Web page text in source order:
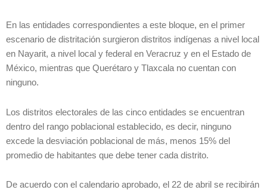
En las entidades correspondientes a este bloque, en el primer
escenario de distritación surgieron distritos indígenas a nivel local
en Nayarit, a nivel local y federal en Veracruz y en el Estado de
México, mientras que Querétaro y Tlaxcala no cuentan con
ninguno.
Los distritos electorales de las cinco entidades se encuentran
dentro del rango poblacional establecido, es decir, ninguno
excede la desviación poblacional de más, menos 15% del
promedio de habitantes que debe tener cada distrito.
De acuerdo con el calendario aprobado, el 22 de abril se recibirán